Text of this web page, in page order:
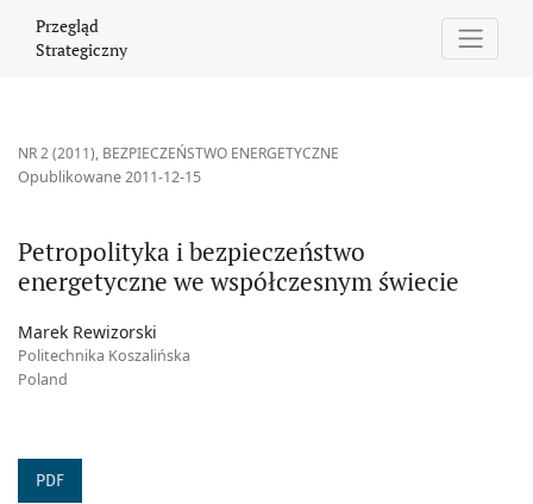
Przegląd
Strategiczny
NR 2 (2011), BEZPIECZEŃSTWO ENERGETYCZNE
Petropolityka i bezpieczeństwo
energetyczne we współczesnym świecie
Opublikowane 2011-12-15
Marek Rewizorski
Politechnika Koszalińska
Poland
PDF